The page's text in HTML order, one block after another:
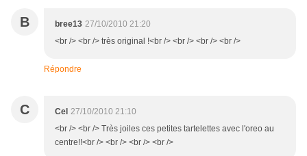
B bree13 27/10/2010 21:20
<br /> <br /> très original !<br /> <br /> <br /> <br />
Répondre
C Cel 27/10/2010 21:10
<br /> <br /> Très joiles ces petites tartelettes avec l'oreo au
centre!!<br /> <br /> <br /> <br />